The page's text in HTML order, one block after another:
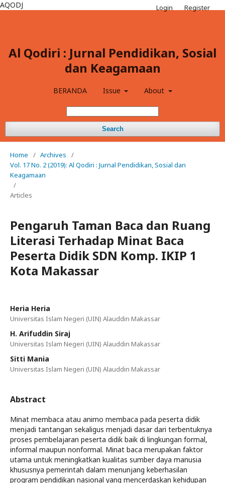
AQODJ
Al Qodiri : Jurnal Pendidikan, Sosial
dan Keagamaan
BERANDA Issue About
Search
Login Register
Home / Archives
/
Vol. 17 No. 2 (2019): Al Qodiri : Jurnal Pendidikan, Sosial dan
Keagamaan
/
Articles
Pengaruh Taman Baca dan Ruang
Literasi Terhadap Minat Baca
Peserta Didik SDN Komp. IKIP 1
Kota Makassar
Heria Heria
Universitas Islam Negeri (UIN) Alauddin Makassar
H. Arifuddin Siraj
Universitas Islam Negeri (UIN) Alauddin Makassar
Sitti Mania
Universitas Islam Negeri (UIN) Alauddin Makassar
Abstract
Minat membaca atau animo membaca pada peserta didik
menjadi tantangan sekaligus menjadi dasar dari terbentuknya
proses pembelajaran peserta didik baik di lingkungan formal,
informal maupun nonformal. Minat baca merupakan faktor
utama untuk meningkatkan kualitas sumber daya manusia
khususnya pemerintah dalam menunjang keberhasilan
program pendidikan nasional yang mencerdaskan kehidupan